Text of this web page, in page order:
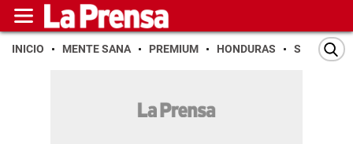
INICIO MENTE SANA PREMIUM HONDURAS SAN PEDRO